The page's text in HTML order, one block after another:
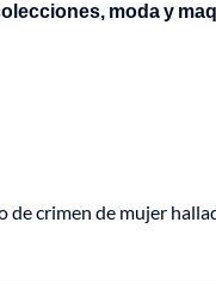
moda y
de crimen de mujer